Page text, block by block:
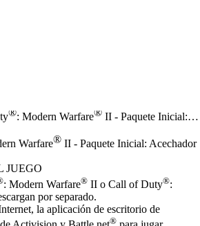
®: Modern Warfare® II - Paquete Inicial: Acechador de Dunas
Warfare® II - Paquete Inicial: Acechador
JUEGO
: Modern Warfare® II o Call of Duty®:
por separado.
la aplicación de escritorio de
®